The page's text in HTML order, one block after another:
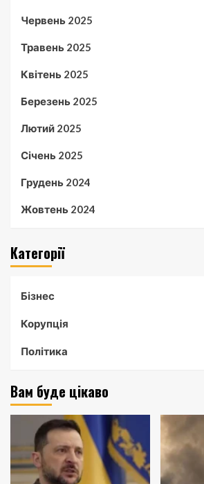
Червень 2025
Травень 2025
Квітень 2025
Березень 2025
Лютий 2025
Січень 2025
Грудень 2024
Жовтень 2024
Категорії
Бізнес
Корупція
Політика
Вам буде цікаво